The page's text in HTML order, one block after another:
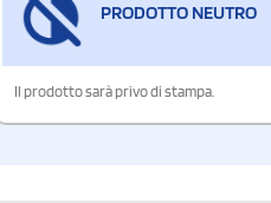
PRODOTTO NEUTRO
Il prodotto sarà privo di stampa.